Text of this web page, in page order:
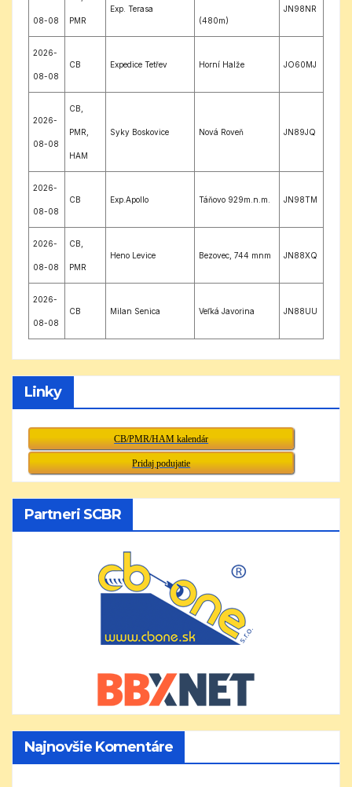
08-08 PMR
Exp. Terasa
(480m)
JN98NR
2026-
08-08
CB Expedice Tetřev Horní Halže JO60MJ
2026-
08-08
CB,
PMR,
HAM
Syky Boskovice Nová Roveň JN89JQ
2026-
08-08
CB Exp.Apollo Táňovo 929m.n.m. JN98TM
2026-
08-08
CB,
PMR
Heno Levice Bezovec, 744 mnm JN88XQ
2026-
08-08
CB Milan Senica Veľká Javorina JN88UU
Linky
CB/PMR/HAM kalendár
Pridaj podujatie
Partneri SCBR
Najnovšie Komentáre